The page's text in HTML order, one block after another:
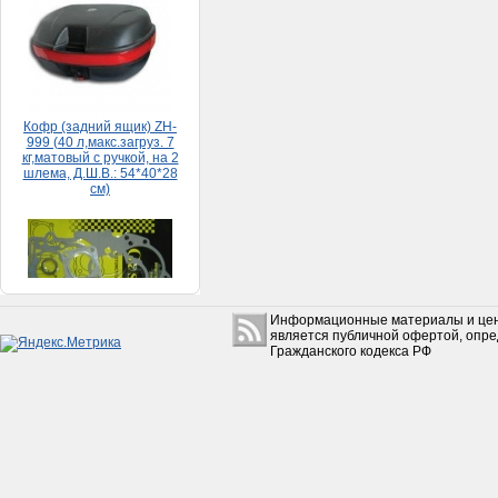
Кофр (задний ящик) ZH-
999 (40 л,макс.загруз. 7
кг,матовый с ручкой, на 2
шлема, Д.Ш.В.: 54*40*28
Набор прокладок HONDA
DIO 65 (большой)
Информационные материалы и
является публичной офертой,
Гражданского кодекса РФ